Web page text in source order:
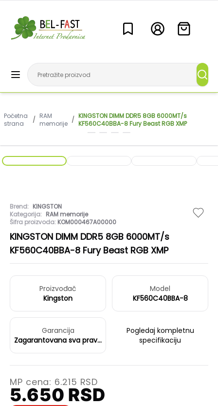
Početna
strana
/ RAM
memorije / KINGSTON DIMM DDR5 8GB 6000MT/s
KF560C40BBA-8 Fury Beast RGB XMP
Brend: KINGSTON
Kategorija: RAM memorije
Šifra proizvoda: KOM000467A00000
KINGSTON DIMM DDR5 8GB 6000MT/s
KF560C40BBA-8 Fury Beast RGB XMP
Proizvođač
Kingston
Model
KF560C40BBA-8
Garancija
Zagarantovana sva prava
Pogledaj kompletnu
specifikaciju
MP cena: 6.215 RSD
5.650 RSD